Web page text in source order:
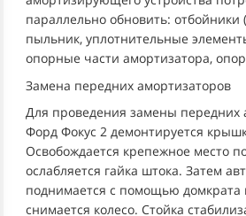
параллельно обновить: отбойники
пыльник, уплотнительные
опорные части амортизатора,
Замена передних амортизаторов
Для проведения замены передних
Форд Фокус 2 демонтируется
Освобождается крепежное место
ослабляется гайка штока. Затем
поднимается с помощью
снимается колесо. Стойка